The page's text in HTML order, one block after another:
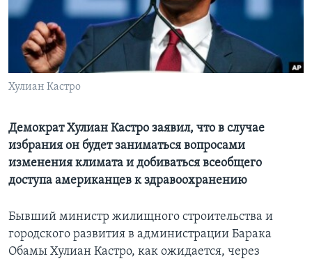
Learning English
СОЦИАЛЬНЫЕ СЕТИ
Языки
Хулиан Кастро
Демократ Хулиан Кастро заявил, что в случае
избрания он будет заниматься вопросами
изменения климата и добиваться всеобщего
доступа американцев к здравоохранению
Бывший министр жилищного строительства и
городского развития в администрации Барака
Обамы Хулиан Кастро, как ожидается, через